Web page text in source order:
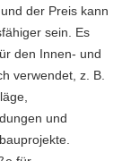
der Preis kann
sein. Es
den Innen- und
verwendet, z. B.
und